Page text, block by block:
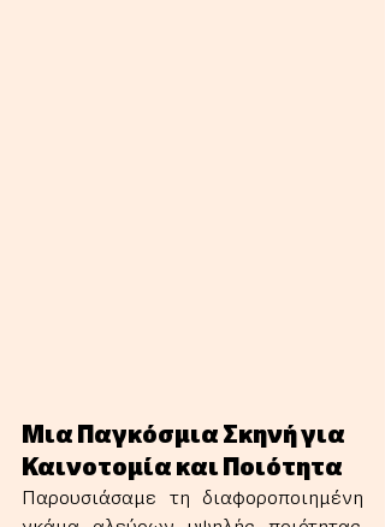
Μια Παγκόσμια Σκηνή για
Καινοτομία και Ποιότητα
Παρουσιάσαμε τη διαφοροποιημένη